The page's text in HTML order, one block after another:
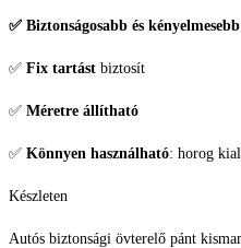
✅ Biztonságosabb és
✅ Fix tartást biztosít
✅ Méretre állítható
✅ Könnyen használható: horog
Készleten
Autós biztonsági övterelő pánt